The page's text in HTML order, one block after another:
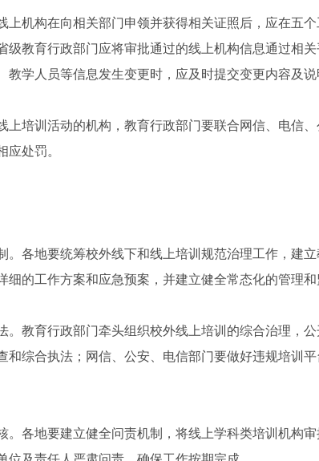
机构在向相关部门申领并获得相关证照后，应在五个
级教育行政部门应将审批通过的线上机构信息通过相
教学人员等信息发生变更时，应及时提交变更内容及说
培训活动的机构，教育行政部门要联合网信、电信、
应处罚。
各地要统筹校外线下和线上培训规范治理工作，建立
细的工作方案和应急预案，并建立健全常态化的管理和
教育行政部门牵头组织校外线上培训的综合治理，公
和综合执法；网信、公安、电信部门要做好违规培训
各地要建立健全问责机制，将线上学科类培训机构审